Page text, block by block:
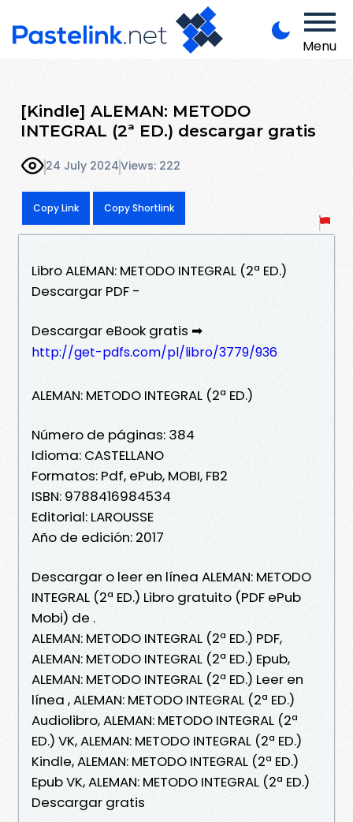
Menu
[Kindle] ALEMAN: METODO
INTEGRAL (2ª ED.) descargar gratis
24 July 2024Views: 222
Copy Link Copy Shortlink
Libro ALEMAN: METODO INTEGRAL (2ª ED.)
Descargar PDF -
Descargar eBook gratis ➡
http://get-pdfs.com/pl/libro/3779/936
ALEMAN: METODO INTEGRAL (2ª ED.)
Número de páginas: 384
Idioma: CASTELLANO
Formatos: Pdf, ePub, MOBI, FB2
ISBN: 9788416984534
Editorial: LAROUSSE
Año de edición: 2017
Descargar o leer en línea ALEMAN: METODO
INTEGRAL (2ª ED.) Libro gratuito (PDF ePub
Mobi) de .
ALEMAN: METODO INTEGRAL (2ª ED.) PDF,
ALEMAN: METODO INTEGRAL (2ª ED.) Epub,
ALEMAN: METODO INTEGRAL (2ª ED.) Leer en
línea , ALEMAN: METODO INTEGRAL (2ª ED.)
Audiolibro, ALEMAN: METODO INTEGRAL (2ª
ED.) VK, ALEMAN: METODO INTEGRAL (2ª ED.)
Kindle, ALEMAN: METODO INTEGRAL (2ª ED.)
Epub VK, ALEMAN: METODO INTEGRAL (2ª ED.)
Descargar gratis